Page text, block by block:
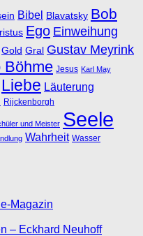
Bibel Blavatsky Bob
Ego Einweihung
Gold Gral Gustav Meyrink
Böhme Jesus Karl May
Liebe Läuterung
Rijckenborgh
und Meister Seele
Wahrheit Wasser
Magazin
– Eckhard Neuhoff